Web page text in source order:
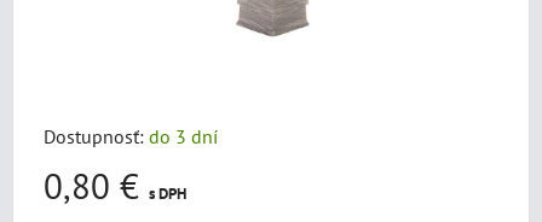
Dostupnosť: do 3 dní
0,80 € s DPH